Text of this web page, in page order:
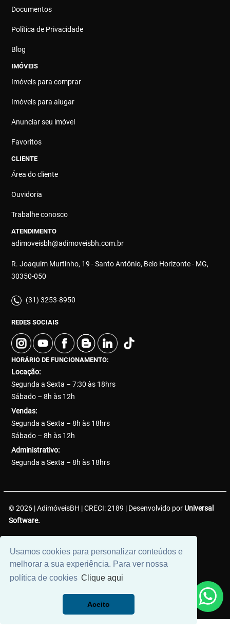
Usamos cookies para personalizar conteúdos e
melhorar a sua experiência. Para ver nossa
política de cookies Clique aqui
Aceito
Documentos
Política de Privacidade
Blog
IMÓVEIS
Imóveis para comprar
Imóveis para alugar
Anunciar seu imóvel
Favoritos
CLIENTE
Área do cliente
Ouvidoria
Trabalhe conosco
ATENDIMENTO
adimoveisbh@adimoveisbh.com.br
R. Joaquim Murtinho, 19 - Santo Antônio, Belo Horizonte - MG,
30350-050
(31) 3253-8950
REDES SOCIAIS
HORÁRIO DE FUNCIONAMENTO:
Locação:
Segunda a Sexta – 7:30 às 18hrs
Sábado – 8h às 12h
Vendas:
Segunda a Sexta – 8h às 18hrs
Sábado – 8h às 12h
Administrativo:
Segunda a Sexta – 8h às 18hrs
© 2026 | AdimóveisBH | CRECI: 2189 | Desenvolvido por Universal
Software.
38.737.425/0001-50